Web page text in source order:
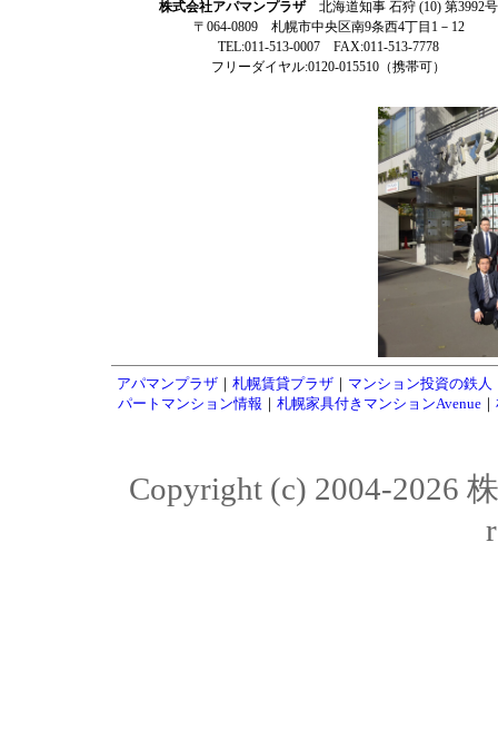
株式会社アパマンプラザ北海道知事 石狩 (10) 第3992号
〒064-0809 札幌市中央区南9条西4丁目1－12
TEL:011-513-0007 FAX:011-513-7778
フリーダイヤル:0120-015510（携帯可）
アパマンプラザ ｜ 札幌賃貸プラザ ｜ マンション投資の鉄人
パートマンション情報 ｜ 札幌家具付きマンションAvenue｜
Copyright (c) 2004-2026